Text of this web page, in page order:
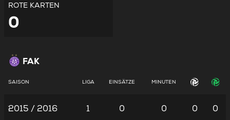
ROTE KARTEN
0
FAK
SAISON LIGA EINSÄTZE MINUTEN
2015 / 2016 1 0 0 0 0